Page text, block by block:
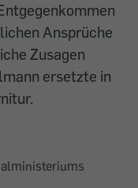
Ansprüche
Zusagen
ersetzte in